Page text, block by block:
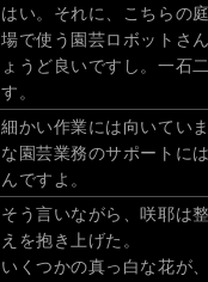
はい。それに、こちらの
場で使う園芸ロボットさ
ょうど良いですし。一石
す。
細かい作業には向いてい
な園芸業務のサポートに
んですよ。
そう言いながら、咲耶は
えを抱き上げた。
いくつかの真っ白な花が